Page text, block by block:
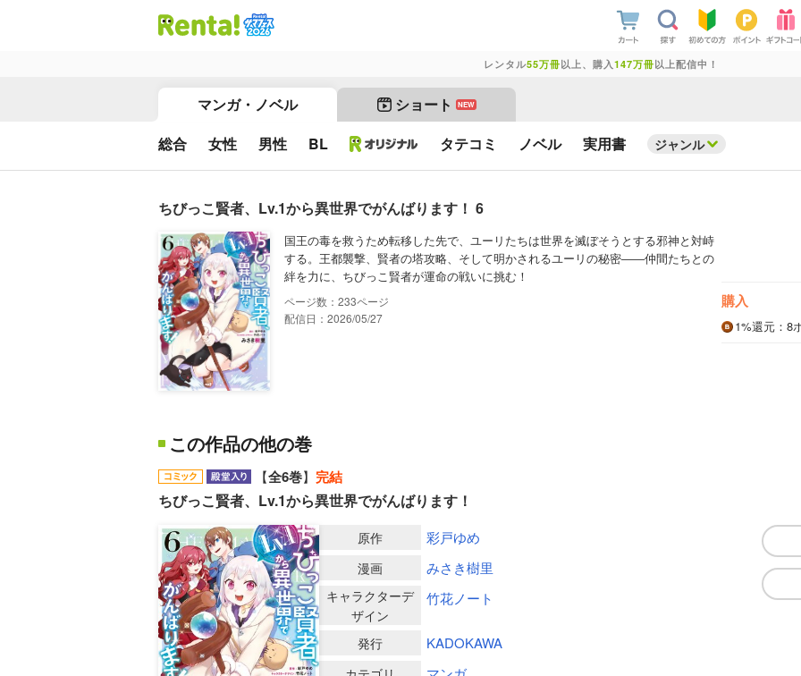
レンタル55万冊以上、購入 147万冊以上配信中！
マンガ・ノベル ショート NEW
総合 女性 男性 BL タテコミ ノベル 実用書 ジャンル
ちびっこ賢者、Lv.1から異世界でがんばります！ 6
国王の毒を救うため転移した先で、ユーリたちは世界を滅ぼそうとする邪神と対峙
する。王都襲撃、賢者の塔攻略、そして明かされるユーリの秘密――仲間たちとの
絆を力に、ちびっこ賢者が運命の戦いに挑む！
233
配信日：2026/05/27
購入
1%還元 ：8
この作品の他の巻
【全6巻】 完結
ちびっこ賢者、Lv.1から異世界でがんばります！
原作 彩戸ゆめ
漫画 みさき樹里
キャラクターデ
ザイン
竹花ノート
発行 KADOKAWA